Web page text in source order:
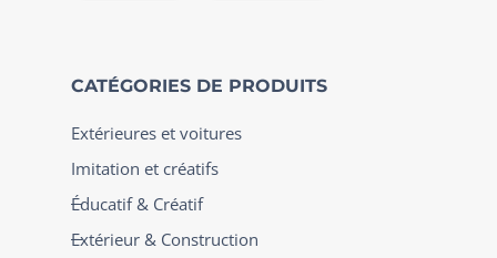
CATÉGORIES DE PRODUITS
Extérieures et voitures
Imitation et créatifs
Éducatif & Créatif
Extérieur & Construction